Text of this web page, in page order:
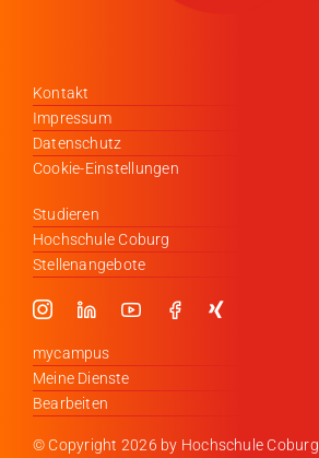
Kontakt
Impressum
Datenschutz
Cookie-Einstellungen
Studieren
Hochschule Coburg
Stellenangebote
mycampus
Meine Dienste
Bearbeiten
© Copyright 2026 by Hochschule Coburg